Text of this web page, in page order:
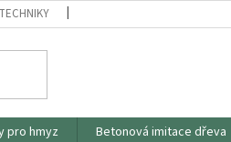
pro hmyz Betonová imitace dřeva